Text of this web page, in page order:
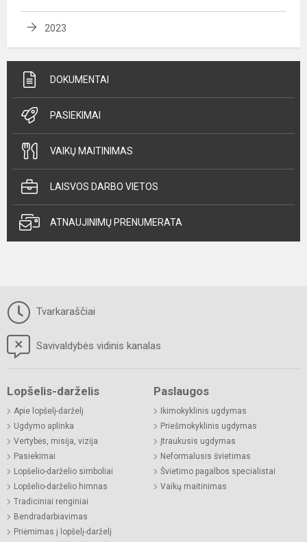
2023
DOKUMENTAI
PASIEKIMAI
VAIKŲ MAITINIMAS
LAISVOS DARBO VIETOS
ATNAUJINIMŲ PRENUMERATA
Tvarkaraščiai
Savivaldybės vidinis kanalas
Lopšelis-darželis
Apie lopšelį-darželį
Ugdymo aplinka
Vertybės, misija, vizija
Pasiekimai
Lopšelio-darželio simboliai
Lopšelio-darželio himnas
Tradiciniai renginiai
Bendradarbiavimas
Priėmimas į lopšelį-darželį
Paslaugos
Ikimokyklinis ugdymas
Priešmokyklinis ugdymas
Įtraukusis ugdymas
Neformalusis švietimas
Švietimo pagalbos specialistai
Vaikų maitinimas